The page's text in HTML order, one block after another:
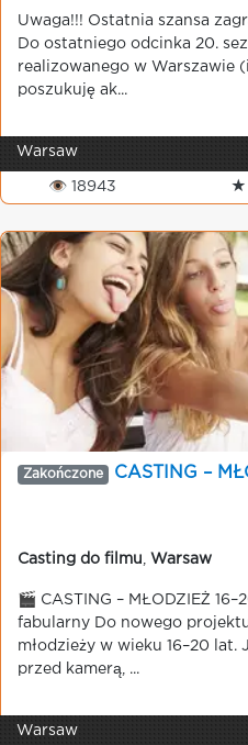
Uwaga!!! Ostatnia szansa
Do ostatniego odcinka 20.
realizowanego w Warszawie
poszukuję ak...
Warsaw
👁 18943 ★
Zakończone CASTING –
Casting do filmu Warsaw
🎬 CASTING – MŁODZIEŻ
fabularny Do nowego
młodzieży w wieku 16–20 lat.
przed kamerą, ...
Warsaw